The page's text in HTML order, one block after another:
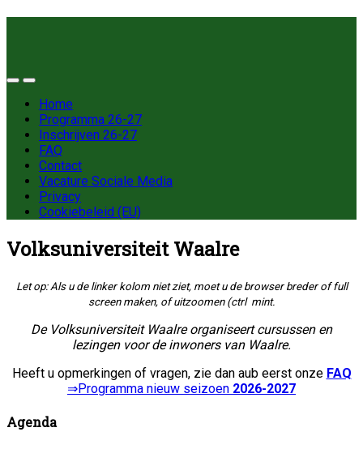
Home
Programma 26-27
Inschrijven 26-27
FAQ
Contact
Vacature Sociale Media
Privacy
Cookiebeleid (EU)
Volksuniversiteit Waalre
Let op: Als u de linker kolom niet ziet, moet u de browser breder of full
screen maken, of uitzoomen (ctrl mint.
De Volksuniversiteit Waalre organiseert cursussen en
lezingen voor de inwoners van Waalre.
Heeft u opmerkingen of vragen, zie dan aub eerst onze FAQ
⇒Programma nieuw seizoen 2026-2027
Agenda